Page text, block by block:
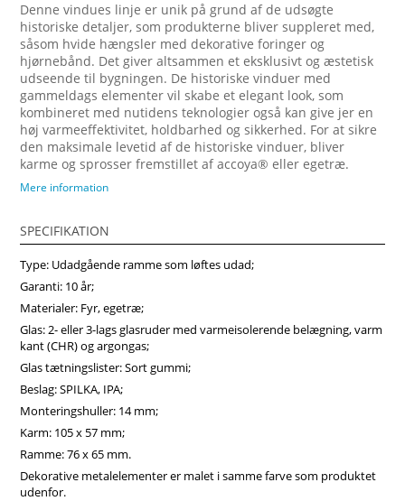
Denne vindues linje er unik på grund af de udsøgte
historiske detaljer, som produkterne bliver suppleret med,
såsom hvide hængsler med dekorative foringer og
hjørnebånd. Det giver altsammen et eksklusivt og æstetisk
udseende til bygningen. De historiske vinduer med
gammeldags elementer vil skabe et elegant look, som
kombineret med nutidens teknologier også kan give jer en
høj varmeeffektivitet, holdbarhed og sikkerhed. For at sikre
den maksimale levetid af de historiske vinduer, bliver
karme og sprosser fremstillet af accoya® eller egetræ.
Vinduer Sidehængt Combi tilbyder et endnu bredere valg af
Alle vinduesrammer åbner udad i en vinkel på 90 grader.
Ved at udstyre dem med åbningsvinkelbegrænser, kan
sikkerheden under ventilation øges. Vinduesbeslag af høj
kvalitet sikrer langsigtet holdbarhed af sidehængte vinduer.
Uanset udstyr har disse vinduer god varmeisolering og
modstand mod deformation. Vinduerne kan være forsynet
med et specielt glas for at give dem yderligere beskyttelse
mod solinduceret varme, mod risiko for brud, eller øget
lydisoleringsniveau.Vores trævinduer er ikke bare inventar,
men investeringer i dit hjems effektivitet, komfort og
æstetiske appel. Vi anbefaler at vælge vores produkter fra
midten af træ, som vil sikre større produktstabilitet,
holdbarhed og i høj grad forlænge produktets levetid. Køb
vinduer i Vinduerpro onlinebutik til billige priser. Vi sikrer
høj sidehængt combi vindue kvalitet og hurtig levering.
Mere information
SPECIFIKATION
Type: Udadgående ramme som løftes udad;
Garanti: 10 år;
Materialer: Fyr, egetræ;
Glas: 2- eller 3-lags glasruder med varmeisolerende belægning, varm
kant (CHR) og argongas;
Glas tætningslister: Sort gummi;
Beslag: SPILKA, IPA;
Monteringshuller: 14 mm;
Karm: 105 x 57 mm;
Ramme: 76 x 65 mm.
Dekorative metalelementer er malet i samme farve som produktet
udenfor.